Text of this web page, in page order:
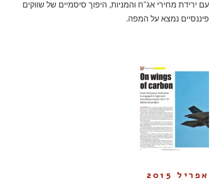
עם ירידת מחירי אג"ח והמניות, היפוך סיסמיים של שווקים
פיננסיים נמצא על המפה.
אפריל 2015